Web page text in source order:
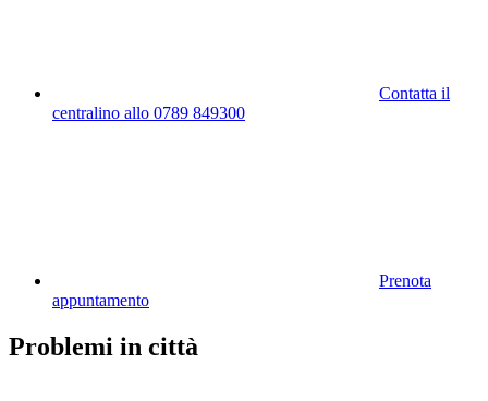
Contatta il
centralino allo 0789 849300
Prenota
appuntamento
Problemi in città